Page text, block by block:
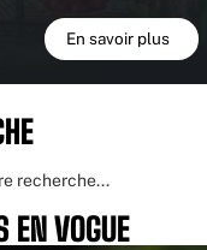
En savoir plus
EN VOGUE